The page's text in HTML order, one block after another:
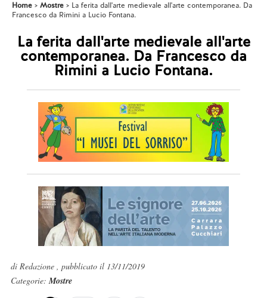
Home Mostre
La ferita dall'arte medievale all'arte contemporanea. Da
Francesco da Rimini a Lucio Fontana.
La ferita dall'arte medievale all'arte
contemporanea. Da Francesco da
Rimini a Lucio Fontana.
di Redazione , pubblicato il 13/11/2019
Categorie:Mostre